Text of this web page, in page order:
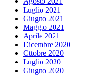
Luglio 2021
Giugno 2021
Maggio 2021
Aprile 2021
Dicembre 2020
Ottobre 2020
Luglio 2020
Giugno 2020